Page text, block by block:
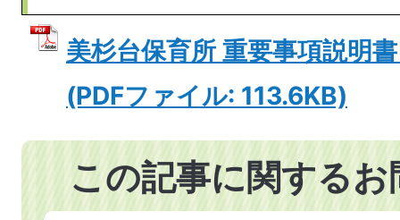
美杉台保育所 重要事項説明
(PDFファイル: 113.6KB)
この記事に関する